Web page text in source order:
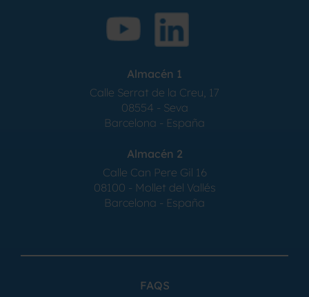
Almacén 1
Calle Serrat de la Creu, 17
08554 - Seva
Barcelona - España
Almacén 2
Calle Can Pere Gil 16
08100 - Mollet del Vallés
Barcelona - España
FAQS